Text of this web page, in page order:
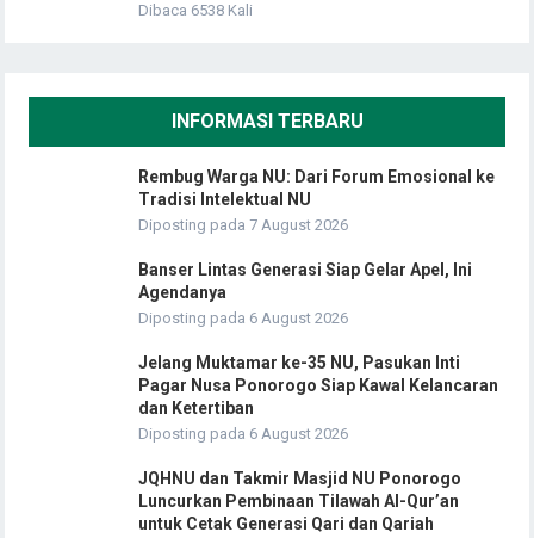
Dibaca 6538 Kali
INFORMASI TERBARU
Rembug Warga NU: Dari Forum Emosional ke
Tradisi Intelektual NU
Diposting pada 7 August 2026
Banser Lintas Generasi Siap Gelar Apel, Ini
Agendanya
Diposting pada 6 August 2026
Jelang Muktamar ke-35 NU, Pasukan Inti
Pagar Nusa Ponorogo Siap Kawal Kelancaran
dan Ketertiban
Diposting pada 6 August 2026
JQHNU dan Takmir Masjid NU Ponorogo
Luncurkan Pembinaan Tilawah Al-Qur’an
untuk Cetak Generasi Qari dan Qariah